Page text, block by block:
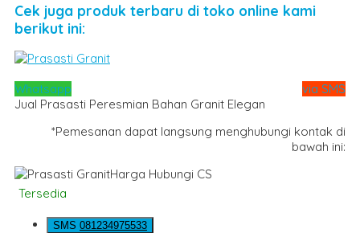
Cek juga produk terbaru di toko online kami
berikut ini:
Whatsapp
via SMS
Jual Prasasti Peresmian Bahan Granit Elegan
*Pemesanan dapat langsung menghubungi kontak di
bawah ini:
Harga Hubungi CS
Tersedia
SMS 081234975533